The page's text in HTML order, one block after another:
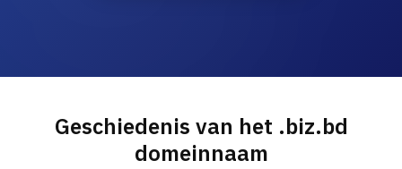
Geschiedenis van het .biz.bd
domeinnaam